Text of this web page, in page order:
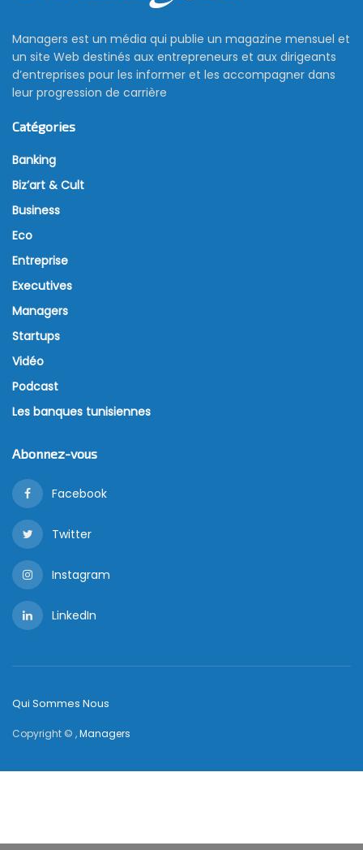
Managers est un média qui publie un magazine mensuel et
un site Web destinés aux entrepreneurs et aux dirigeants
d’entreprises pour les informer et les accompagner dans
leur progression de carrière
Catégories
Banking
Biz’art & Cult
Business
Eco
Entreprise
Executives
Managers
Startups
Vidéo
Podcast
Les banques tunisiennes
Abonnez-vous
Facebook
Twitter
Instagram
LinkedIn
Qui Sommes Nous
Copyright © ,Managers